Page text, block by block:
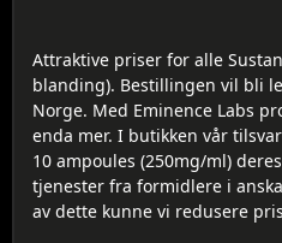
Attraktive priser for alle
blanding). Bestillingen vil bli
Norge. Med Eminence Labs
enda mer. I butikken vår
10 ampoules (250mg/ml)
tjenester fra formidlere i
av dette kunne vi redusere